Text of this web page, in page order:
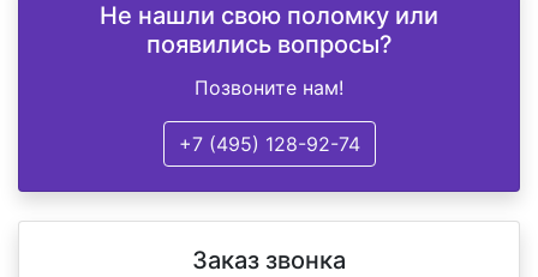
Не нашли свою поломку или
появились вопросы?
Позвоните нам!
+7 (495) 128-92-74
Заказ звонка